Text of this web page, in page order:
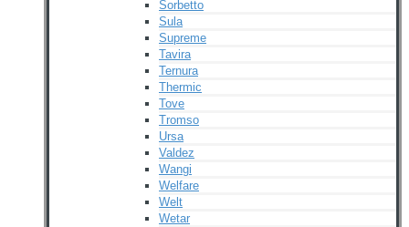
Sorbetto
Sula
Supreme
Tavira
Ternura
Thermic
Tove
Tromso
Ursa
Valdez
Wangi
Welfare
Welt
Wetar